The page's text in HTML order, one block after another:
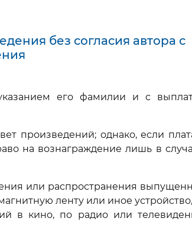
без согласия автора с
его фамилии и с
произведений; однако, если
на вознаграждение лишь в
или распространения
ленту или иное
в кино, по радио или